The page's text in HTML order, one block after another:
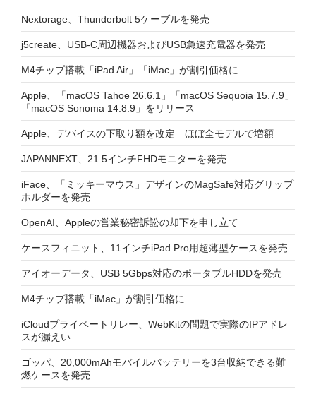
Nextorage、Thunderbolt 5ケーブルを発売
j5create、USB-C周辺機器およびUSB急速充電器を発売
M4チップ搭載「iPad Air」「iMac」が割引価格に
Apple、「macOS Tahoe 26.6.1」「macOS Sequoia 15.7.9」
「macOS Sonoma 14.8.9」をリリース
Apple、デバイスの下取り額を改定 ほぼ全モデルで増額
JAPANNEXT、21.5インチFHDモニターを発売
iFace、「ミッキーマウス」デザインのMagSafe対応グリップ
ホルダーを発売
OpenAI、Appleの営業秘密訴訟の却下を申し立て
ケースフィニット、11インチiPad Pro用超薄型ケースを発売
アイオーデータ、USB 5Gbps対応のポータブルHDDを発売
M4チップ搭載「iMac」が割引価格に
iCloudプライベートリレー、WebKitの問題で実際のIPアドレ
スが漏えい
ゴッパ、20,000mAhモバイルバッテリーを3台収納できる難
燃ケースを発売